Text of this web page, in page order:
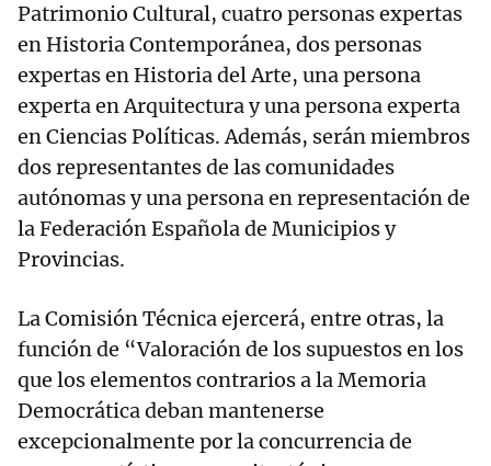
Patrimonio Cultural, cuatro personas expertas
en Historia Contemporánea, dos personas
expertas en Historia del Arte, una persona
experta en Arquitectura y una persona experta
en Ciencias Políticas. Además, serán miembros
dos representantes de las comunidades
autónomas y una persona en representación de
la Federación Española de Municipios y
Provincias.
La Comisión Técnica ejercerá, entre otras, la
función de “Valoración de los supuestos en los
que los elementos contrarios a la Memoria
Democrática deban mantenerse
excepcionalmente por la concurrencia de